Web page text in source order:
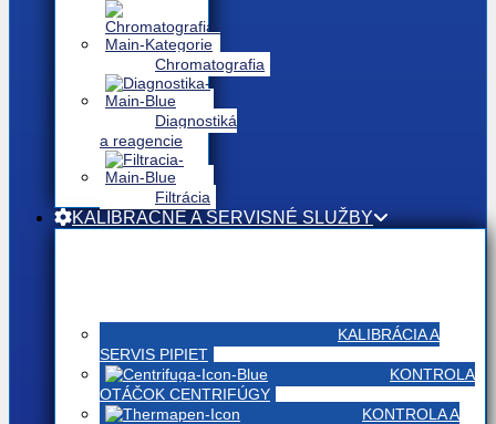
Chromatografia
Diagnostiká
a reagencie
Filtrácia
KALIBRAČNÉ A SERVISNÉ SLUŽBY
KALIBRÁCIA A
SERVIS PIPIET
KONTROLA
OTÁČOK CENTRIFÚGY
KONTROLA A